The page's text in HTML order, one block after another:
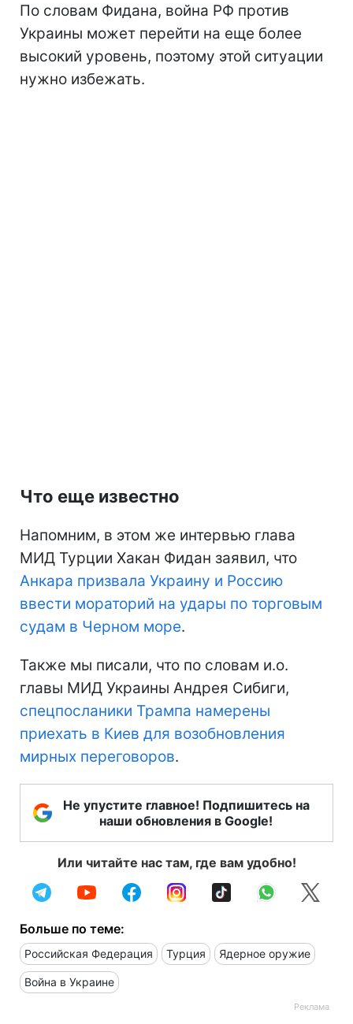
По словам Фидана, война РФ против
Украины может перейти на еще более
высокий уровень, поэтому этой ситуации
нужно избежать.
Что еще известно
Напомним, в этом же интервью глава
МИД Турции Хакан Фидан заявил, что
Анкара призвала Украину и Россию
ввести мораторий на удары по торговым
судам в Черном море.
Также мы писали, что по словам и.о.
главы МИД Украины Андрея Сибиги,
спецпосланики Трампа намерены
приехать в Киев для возобновления
мирных переговоров.
Не упустите главное! Подпишитесь на
наши обновления в Google!
Или читайте нас там, где вам удобно!
Больше по теме:
Российская Федерация Турция Ядерное оружие
Война в Украине